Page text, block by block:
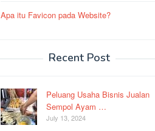
Apa itu Favicon pada Website?
Recent Post
Peluang Usaha Bisnis Jualan
Sempol Ayam …
July 13, 2024